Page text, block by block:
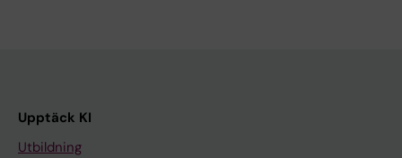
Upptäck KI
Utbildning